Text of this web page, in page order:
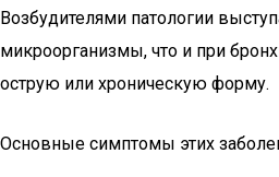
Возбудителями патологии
микроорганизмы, что и при
острую или хроническую форму.
Основные симптомы этих